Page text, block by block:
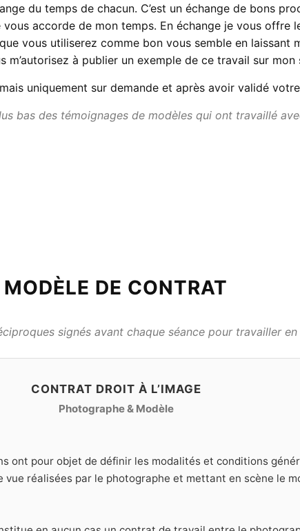
du temps de chacun. C’est un échange de bons
accorde de mon temps. En échange je vous offre
vous utiliserez comme bon vous semble en laissant
m’autorisez à publier un exemple de ce travail sur mon
uniquement sur demande et après avoir validé
bas des témoignages de modèles qui ont travaillé
MODÈLE DE CONTRAT
signés avant chaque séance pour travailler
CONTRAT DROIT À L’IMAGE
Photographe & Modèle
ont pour objet de définir les modalités et conditions
vue réalisées par le photographe et mettant en scène le